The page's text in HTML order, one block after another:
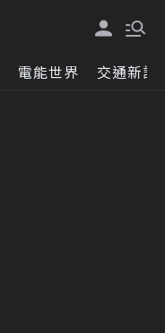
電能世界 交通新訊